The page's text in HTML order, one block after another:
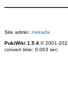
Site admin: mokada
PukiWiki 1.5.4© 2001-
convert time: 0.003 sec.